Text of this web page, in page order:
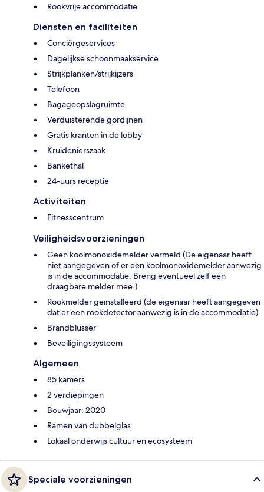
Rookvrije accommodatie
Diensten en faciliteiten
Conciërgeservices
Dagelijkse schoonmaakservice
Strijkplanken/strijkijzers
Telefoon
Bagageopslagruimte
Verduisterende gordijnen
Gratis kranten in de lobby
Kruidenierszaak
Bankethal
24-uurs receptie
Activiteiten
Fitnesscentrum
Veiligheidsvoorzieningen
Geen koolmonoxidemelder vermeld (De eigenaar heeft
niet aangegeven of er een koolmonoxidemelder aanwezig
is in de accommodatie. Breng eventueel zelf een
draagbare melder mee.)
Rookmelder geïnstalleerd (de eigenaar heeft aangegeven
dat er een rookdetector aanwezig is in de accommodatie)
Brandblusser
Beveiligingssysteem
Algemeen
85 kamers
2 verdiepingen
Bouwjaar: 2020
Ramen van dubbelglas
Lokaal onderwijs cultuur en ecosysteem
Speciale voorzieningen